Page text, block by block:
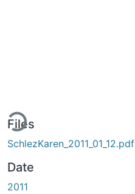
Files
SchlezKaren_2011_01_12.pdf
Date
2011